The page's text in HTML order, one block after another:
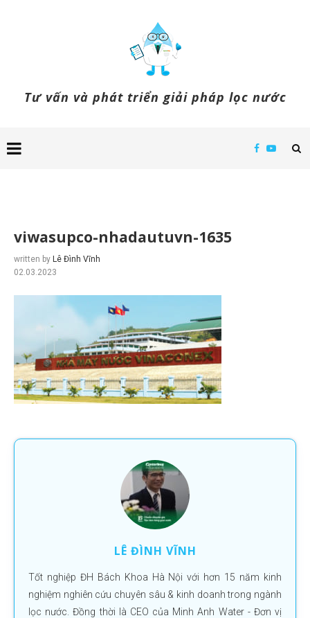
Tư vấn và phát triển giải pháp lọc nước
viwasupco-nhadautuvn-1635
written by Lê Đình Vĩnh
02.03.2023
LÊ ĐÌNH VĨNH
Tốt nghiệp ĐH Bách Khoa Hà Nội với hơn 15 năm kinh
nghiệm nghiên cứu chuyên sâu & kinh doanh trong ngành
lọc nước. Đồng thời là CEO của Minh Anh Water - Đơn vị